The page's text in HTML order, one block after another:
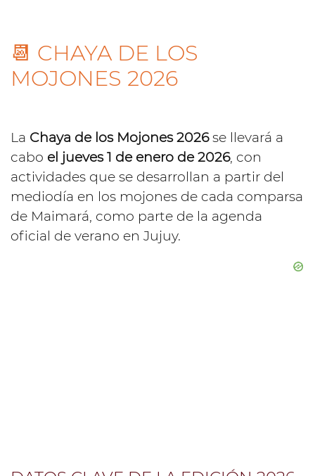
📆 CHAYA DE LOS
MOJONES 2026
La Chaya de los Mojones 2026se llevará a
cabo el jueves 1 de enero de 2026, con
actividades que se desarrollan a partir del
mediodía en los mojones de cada comparsa
de Maimará, como parte de la agenda
oficial de verano en Jujuy.